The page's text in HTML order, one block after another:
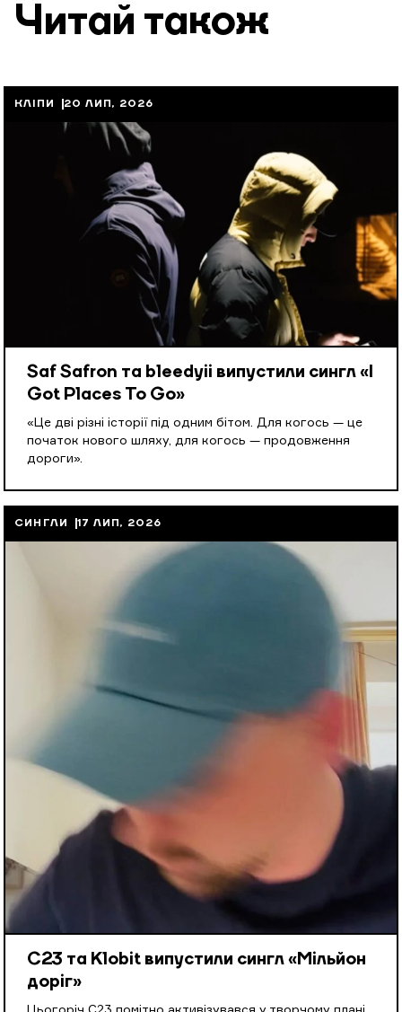
Читай також
КЛІПИ 20 ЛИП, 2026
Saf Safron та bleedyii випустили сингл «I
Got Places To Go»
«Це дві різні історії під одним бітом. Для когось — це
початок нового шляху, для когось — продовження
дороги».
СИНГЛИ 17 ЛИП, 2026
С23 та Klobit випустили сингл «Мільйон
доріг»